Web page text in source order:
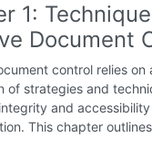
1:
Document
control relies on
of strategies and
and
This chapter